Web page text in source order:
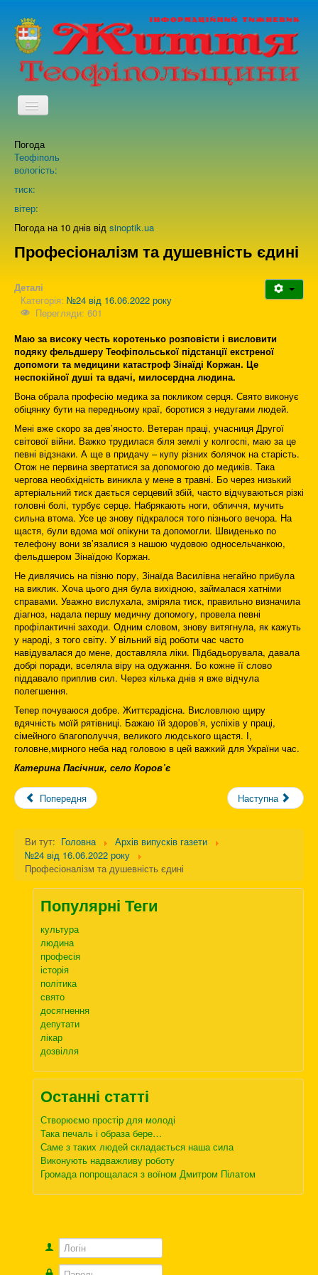
TPL_PROTOSTAR_TOGGLE_MENU
Про нас
Зворотній зв'язок
Погода
Теофіполь
вологість:
тиск:
вітер:
Погода на 10 днів від sinoptik.ua
Професіоналізм та душевність єдині
Деталі
Категорія: №24 від 16.06.2022 року
Перегляди: 601
Маю за високу честь коротенько розповісти і висловити
подяку фельдшеру Теофіпольської підстанції екстреної
допомоги та медицини катастроф Зінаїді Коржан. Це
неспокійної душі та вдачі, милосердна людина.
Вона обрала професію медика за покликом серця. Свято виконує
обіцянку бути на передньому краї, боротися з недугами людей.
Мені вже скоро за дев’яносто. Ветеран пра­ці, учасниця Другої
світової війни. Важко трудилася біля землі у колгоспі, маю за це
певні відзнаки. А ще в придачу – купу різних болячок на старість.
Отож не первина звертатися за допомогою до медиків. Така
чергова необхідність виникла у мене в травні. Бо через низький
артеріальний тиск дається серцевий збій, часто відчуваються різкі
головні болі, турбує серце. Набрякають ноги, обличчя, мучить
сильна втома. Усе це знову підкралося того пізнього вечора. На
щастя, були вдома мої опікуни та допомогли. Швиденько по
телефону вони зв’язалися з нашою чудовою односельчанкою,
фельдшером Зінаїдою Коржан.
Не дивлячись на пізню пору, Зінаїда Василівна негайно прибула
на виклик. Хоча цього дня була вихідною, займалася хатніми
справами. Уважно вислухала, зміряла тиск, правильно визначила
діагноз, надала першу медичну допомогу, провела певні
профілактичні заходи. Одним словом, знову витягнула, як кажуть
у народі, з того світу. У вільний від роботи час часто
навідувалася до мене, доставляла ліки. Підбадьорувала, давала
добрі поради, вселяла віру на одужання. Бо кожне її слово
піддавало приплив сил. Через кілька днів я вже відчула
полегшення.
Тепер почуваюся добре. Життєрадісна. Висловлюю щиру
вдячність моїй рятівниці. Бажаю їй здоров’я, успіхів у праці,
сімейного благополуччя, великого людського щастя. І,
головне,мирного неба над головою в цей важкий для України час.
Катерина Пасічник, село Коров’є
Попередня Наступна
Ви тут: Головна
Архів випусків газети
№24 від 16.06.2022 року
Професіоналізм та душевність єдині
Популярні Теги
культура
людина
професія
історія
політика
свято
досягнення
депутати
лікар
дозвілля
Останні статті
Створюємо простір для молоді
Така печаль і образа бере…
Саме з таких людей складається наша сила
Виконують надважливу роботу
Громада попрощалася з воїном Дмитром Пілатом
Логін